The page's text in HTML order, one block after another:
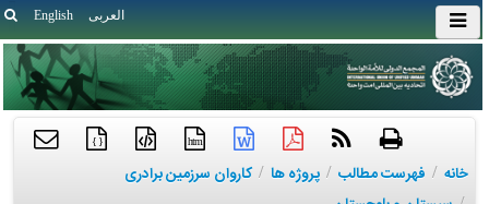
English العربی
htm
{ }
خانه / فهرست مطالب / پروژه ها / کاروان سرزمین برادری